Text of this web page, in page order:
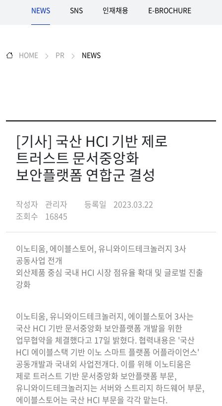
NEWS SNS 인재채용 E-BROCHURE
HOME PR NEWS
[기사] 국산 HCI 기반 제로
트러스트 문서중앙화
보안플랫폼 연합군 결성
작성자 관리자 등록일
2023.03.22
조회수
16845
이노티움, 에이블스토어, 유니와이드테크놀러지 3사
공동사업 전개
외산제품 중심 국내 HCI 시장 점유율 확대 및 글로벌 진출
강화
이노티움, 유니와이드테크놀러지, 에이블스토어 3사는
국산 HCI 기반 문서중앙화 보안플랫폼 개발을 위한
업무협약을 체결했다고 17일 밝혔다. 협력내용은 '국산
HCI 에이블스택 기반 이노 스마트 플랫폼 어플라이언스'
공동개발과 국내외 사업전개다. 이를 위해 이노티움은
제로 트러스트 기반 문서중앙화 보안플랫폼 부문,
유니와이드테크놀러지는 서버와 스트리지 하드웨어 부문,
에이블스토어는 국산 HCI 부문을 각각 맡는다.